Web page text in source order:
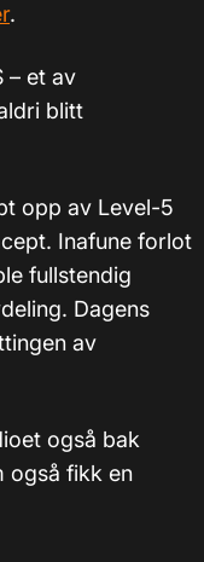
.
– et av
blitt
opp av Level-5
Inafune forlot
fullstendig
Dagens
av
også bak
også fikk en